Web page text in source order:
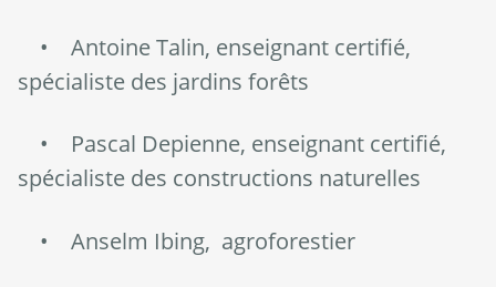
• Antoine Talin, enseignant certifié,
spécialiste des jardins forêts
• Pascal Depienne, enseignant certifié,
spécialiste des constructions naturelles
• Anselm Ibing, agroforestier